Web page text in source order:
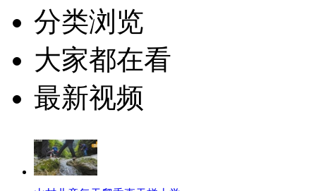
分类浏览
大家都在看
最新视频